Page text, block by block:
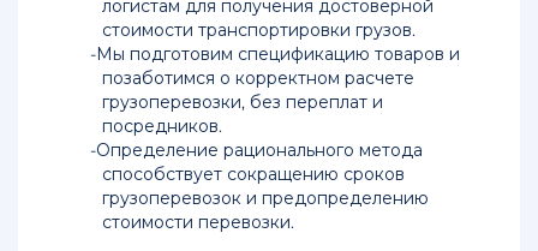
Перевозка
груза
Китая
Россию
Автодоставка
логистам для получения достоверной
стоимости транспортировки грузов.
Мы подготовим спецификацию товаров и
позаботимся о корректном расчете
грузоперевозки, без переплат и
посредников.
Определение рационального метода
способствует сокращению сроков
грузоперевозок и предопределению
стоимости перевозки.